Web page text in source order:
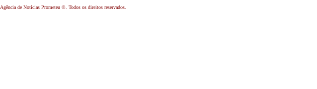
Agência de Notícias Prometeu ©. Todos os direitos reservados.